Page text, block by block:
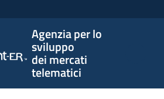
Agenzia per lo
sviluppo
dei mercati
telematici
lo